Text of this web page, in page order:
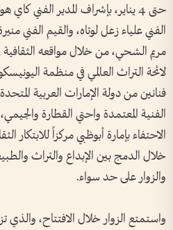
حتى 4 يناير، بإشراف المدير الفني
الفني علياء زعل لوتاه، والقيم الفني
مريم الشحي، من خلال مواقعه الثقافية
لائحة التراث العالمي في منظمة
فنانين من دولة الإمارات العربية
الفنية المعتمدة واحتي القطارة
الاحتفاء بإمارة أبوظبي مركزاً للابتكار
خلال الدمج بين الإبداع والتراث
والزوار على حد سواء.
واستمتع الزوار خلال الافتتاح،